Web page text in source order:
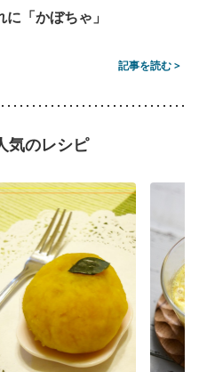
「かぼちゃ」
記事を読む >
気のレシピ